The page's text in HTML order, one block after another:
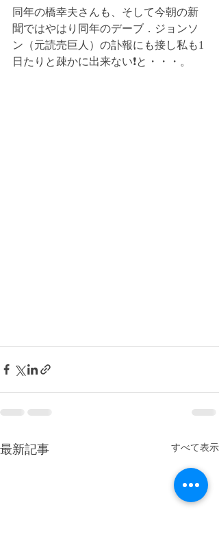
同年の橋幸夫さんも、そして今朝の新
聞ではやはり同年のデーブ．ジョンソ
ン（元読売巨人）の訃報にも接し私も1
日たりと疎かに出来ない❗️と・・・。
最新記事 すべて表示